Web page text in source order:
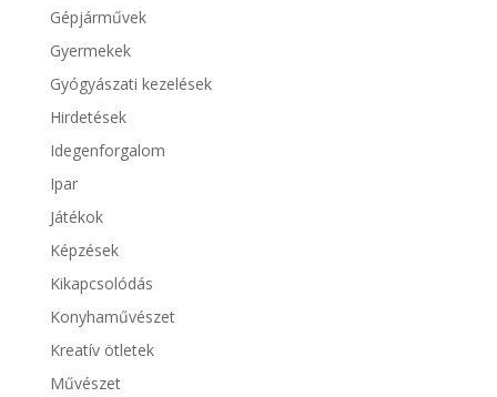
Gépjárművek
Gyermekek
Gyógyászati kezelések
Hirdetések
Idegenforgalom
Ipar
Játékok
Képzések
Kikapcsolódás
Konyhaművészet
Kreatív ötletek
Művészet